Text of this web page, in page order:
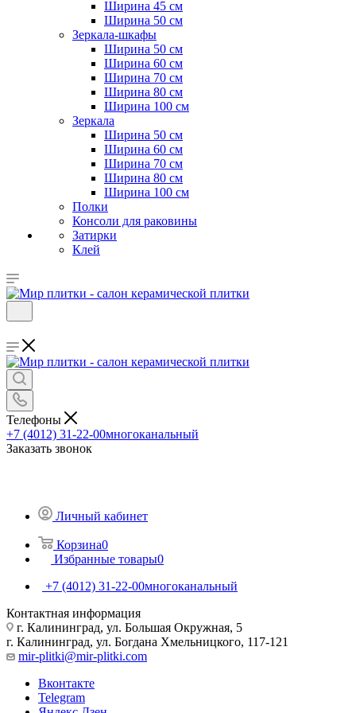
Ширина 45 см
Ширина 50 см
Зеркала-шкафы
Ширина 50 см
Ширина 60 см
Ширина 70 см
Ширина 80 см
Ширина 100 см
Зеркала
Ширина 50 см
Ширина 60 см
Ширина 70 см
Ширина 80 см
Ширина 100 см
Полки
Консоли для раковины
Затирки
Клей
Телефоны
+7 (4012) 31-22-00многоканальный
Заказать звонок
Личный кабинет
Корзина0
Избранные товары0
+7 (4012) 31-22-00многоканальный
Контактная информация
г. Калининград, ул. Большая Окружная, 5
г. Калининград, ул. Богдана Хмельницкого, 117-121
mir-plitki@mir-plitki.com
Вконтакте
Telegram